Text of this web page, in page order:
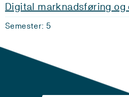
Digital marknadsføring
Semester: 5